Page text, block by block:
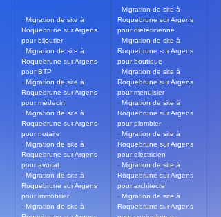
- Migration de site à
Roquebrune sur Argens
pour bijoutier
- Migration de site à
Roquebrune sur Argens
pour BTP
- Migration de site à
Roquebrune sur Argens
pour médecin
- Migration de site à
Roquebrune sur Argens
pour notaire
- Migration de site à
Roquebrune sur Argens
pour avocat
- Migration de site à
Roquebrune sur Argens
pour immobilier
- Migration de site à
- Migration de site à
Roquebrune sur Argens
pour diététicienne
- Migration de site à
Roquebrune sur Argens
pour boutique
- Migration de site à
Roquebrune sur Argens
pour menuisier
- Migration de site à
Roquebrune sur Argens
pour plombier
- Migration de site à
Roquebrune sur Argens
pour electricien
- Migration de site à
Roquebrune sur Argens
pour architecte
- Migration de site à
Roquebrune sur Argens